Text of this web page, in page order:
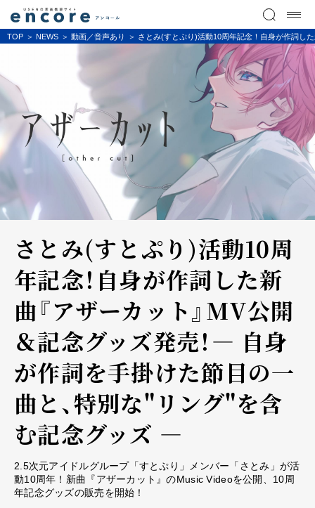
TOP NEWS 動画／音声あり さとみ(すとぷり)活動10周年記念！自身が作詞し
さとみ(すとぷり)活動10周
年記念！自身が作詞した新
曲『アザーカット』MV公開
＆記念グッズ発売！― 自身
が作詞を手掛けた節目の一
曲と、特別な"リング"を含
む記念グッズ ―
2.5次元アイドルグループ「すとぷり」メンバー「さとみ」が活
動10周年！新曲『アザーカット』のMusic Videoを公開、10周
年記念グッズの販売を開始！